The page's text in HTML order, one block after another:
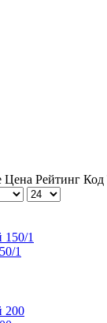
Цена Рейтинг Код
1